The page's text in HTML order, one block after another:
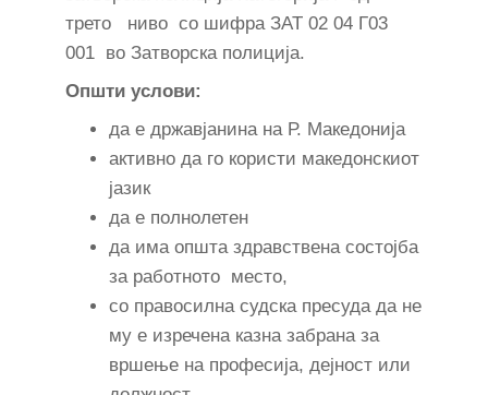
трето ниво со шифра ЗАТ 02 04 Г03
001 во Затворска полиција.
Општи услови:
да е државјанина на Р. Македонија
активно да го користи македонскиот
јазик
да е полнолетен
да има општа здравствена состојба
за работното место,
со правосилна судска пресуда да не
му е изречена казна забрана за
вршење на професија, дејност или